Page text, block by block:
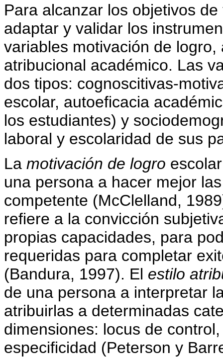
Para alcanzar los objetivos
adaptar y validar los
variables motivación de
atribucional académico. Las
dos tipos: cognoscitivas-
escolar, autoeficacia
los estudiantes) y
laboral y escolaridad de sus
La motivación de logro
una persona a hacer mejor
competente (McClelland,
refiere a la convicción
propias capacidades, para
requeridas para completar
(Bandura, 1997). El estilo
de una persona a interpretar
atribuirlas a determinadas
dimensiones: locus de
especificidad (Peterson y